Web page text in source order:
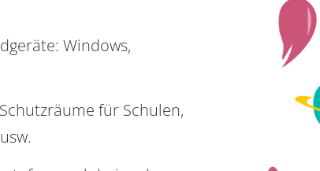
Windows,
für Schulen,